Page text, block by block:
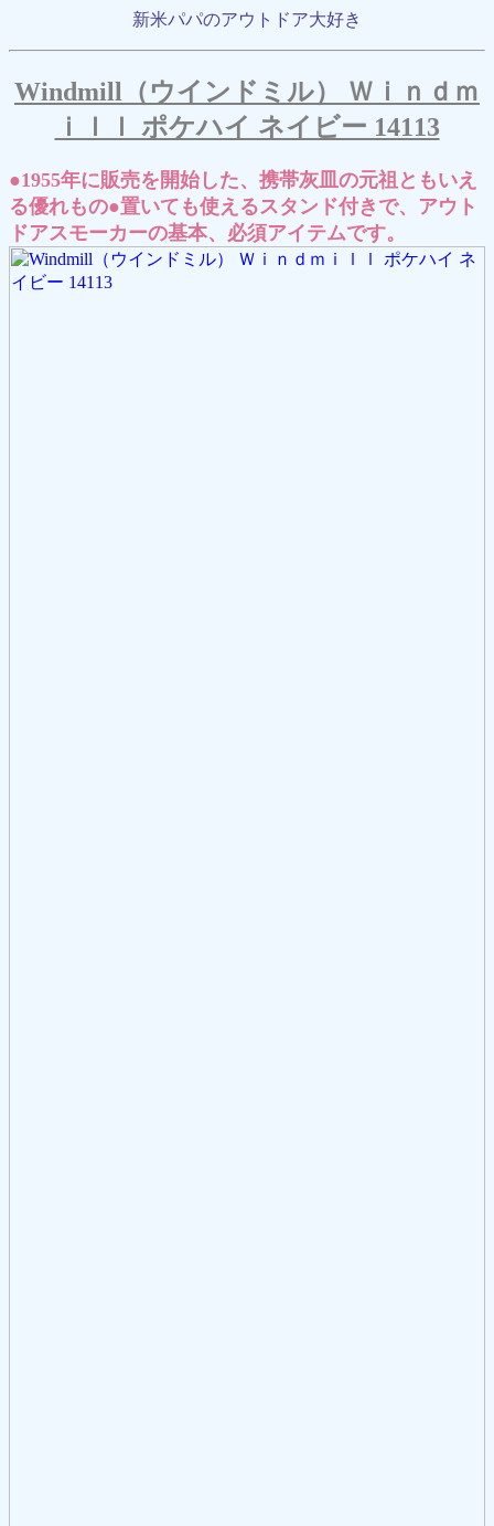
新米パパのアウトドア大好き
Windmill（ウインドミル） Ｗｉｎｄｍ
ｉｌｌ ポケハイ ネイビー 14113
●1955年に販売を開始した、携帯灰皿の元祖ともいえ
る優れもの●置いても使えるスタンド付きで、アウト
ドアスモーカーの基本、必須アイテムです。